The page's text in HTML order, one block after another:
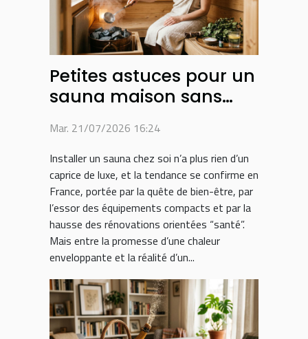
Petites astuces pour un
sauna maison sans
Mar. 21/07/2026 16:24
Installer un sauna chez soi n’a plus rien d’un
caprice de luxe, et la tendance se confirme en
France, portée par la quête de bien-être, par
l’essor des équipements compacts et par la
hausse des rénovations orientées “santé”.
Mais entre la promesse d’une chaleur
enveloppante et la réalité d’un...